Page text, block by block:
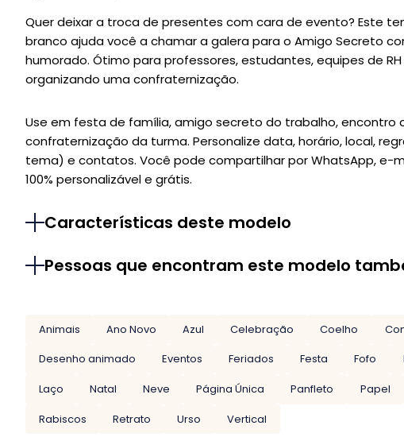
Quer deixar a troca de presentes com cara de evento? Este
branco ajuda você a chamar a galera para o Amigo Secreto
humorado. Ótimo para professores, estudantes, equipes de
organizando uma confraternização.
Use em festa de família, amigo secreto do trabalho, encontro
confraternização da turma. Personalize data, horário, local,
tema) e contatos. Você pode compartilhar por WhatsApp, e-
100% personalizável e grátis.
Características deste modelo
Pessoas que encontram este modelo
Animais Ano Novo Azul Celebração Coelho
Desenho animado
Eventos Feriados Festa Fofo
Laço
Natal Neve Página Única Panfleto Papel
Rabiscos
Retrato Urso Vertical